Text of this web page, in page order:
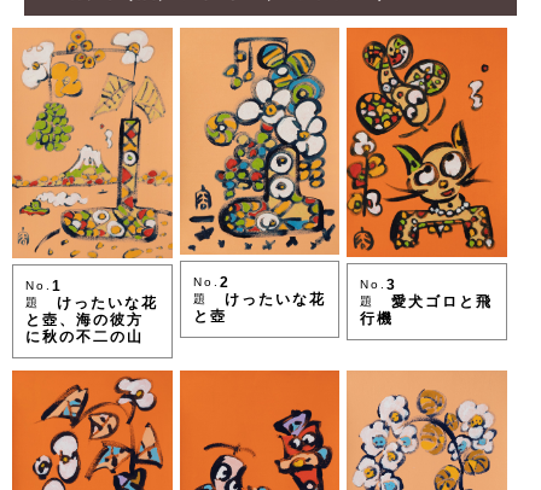
No. 1
題
けったいな花
と壺、海の彼方
に秋の不二の山
No. 2
題
けったいな花
と壺
No.3
題
愛犬ゴロと飛
行機